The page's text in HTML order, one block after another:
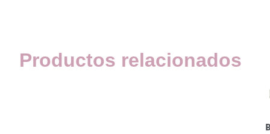
Productos relacionados